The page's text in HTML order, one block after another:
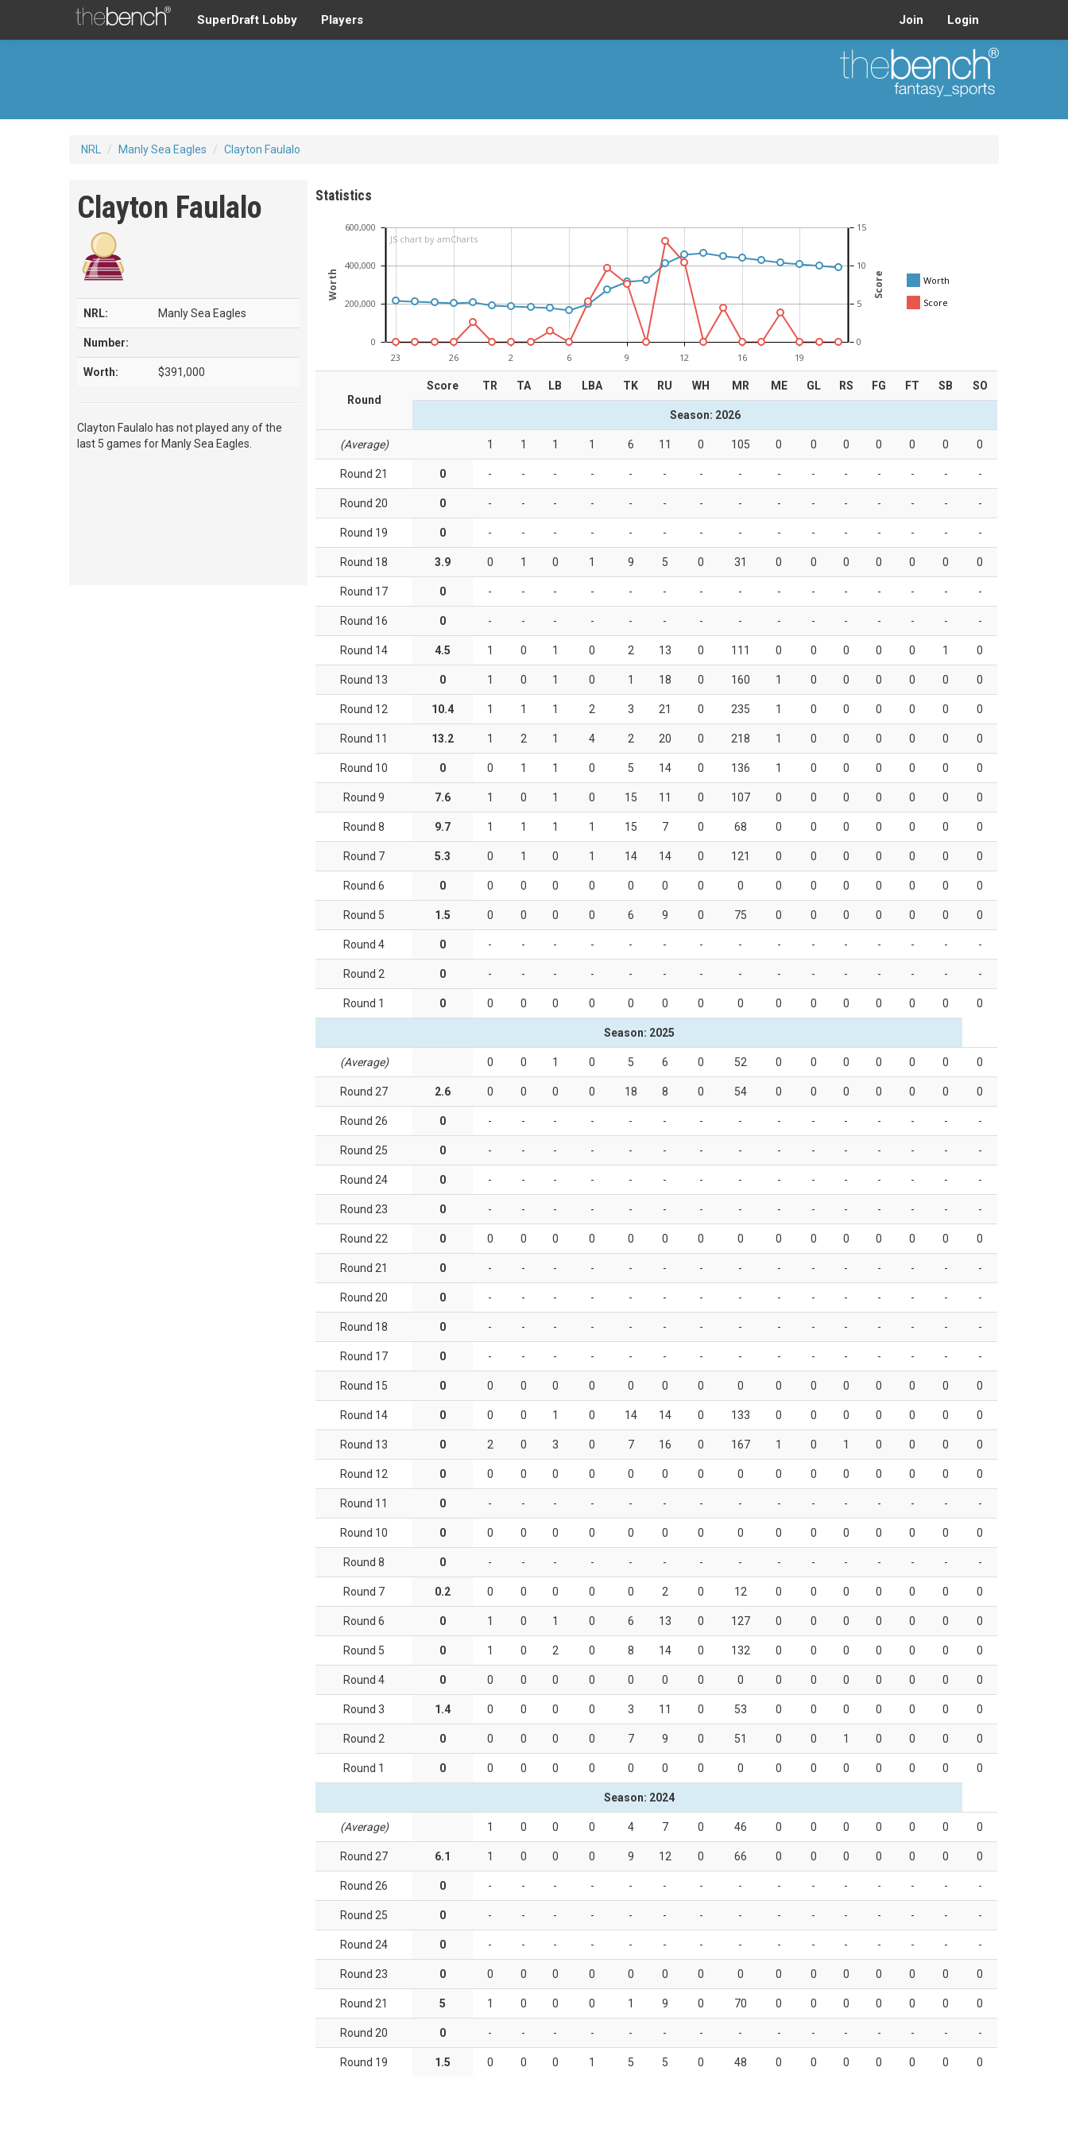
Join Login
SuperDraft Lobby Players
NRL / Manly Sea Eagles / Clayton Faulalo
Clayton Faulalo
NRL: Manly Sea Eagles
Number:
Worth: $391,000
Clayton Faulalo has not played any of the
last 5 games for Manly Sea Eagles.
Statistics
23 26 2 6 9 12 16 19
0
200,000
400,000
600,000
Worth
0
5
10
15
Score
JS chart by amCharts
Worth
Score
Round
Score TR TA LB LBA TK RU WH MR ME GL RS FG FT SB SO
Season: 2026
(Average) 1 1 1 1 6 11 0 105 0 0 0 0 0 0 0
Round 21 0 - - - - - - - - - - - - - - -
Round 20 0 - - - - - - - - - - - - - - -
Round 19 0 - - - - - - - - - - - - - - -
Round 18 3.9 0 1 0 1 9 5 0 31 0 0 0 0 0 0 0
Round 17 0 - - - - - - - - - - - - - - -
Round 16 0 - - - - - - - - - - - - - - -
Round 14 4.5 1 0 1 0 2 13 0 111 0 0 0 0 0 1 0
Round 13 0 1 0 1 0 1 18 0 160 1 0 0 0 0 0 0
Round 12 10.4 1 1 1 2 3 21 0 235 1 0 0 0 0 0 0
Round 11 13.2 1 2 1 4 2 20 0 218 1 0 0 0 0 0 0
Round 10 0 0 1 1 0 5 14 0 136 1 0 0 0 0 0 0
Round 9 7.6 1 0 1 0 15 11 0 107 0 0 0 0 0 0 0
Round 8 9.7 1 1 1 1 15 7 0 68 0 0 0 0 0 0 0
Round 7 5.3 0 1 0 1 14 14 0 121 0 0 0 0 0 0 0
Round 6 0 0 0 0 0 0 0 0 0 0 0 0 0 0 0 0
Round 5 1.5 0 0 0 0 6 9 0 75 0 0 0 0 0 0 0
Round 4 0 - - - - - - - - - - - - - - -
Round 2 0 - - - - - - - - - - - - - - -
Round 1 0 0 0 0 0 0 0 0 0 0 0 0 0 0 0 0
Season: 2025
(Average) 0 0 1 0 5 6 0 52 0 0 0 0 0 0 0
Round 27 2.6 0 0 0 0 18 8 0 54 0 0 0 0 0 0 0
Round 26 0 - - - - - - - - - - - - - - -
Round 25 0 - - - - - - - - - - - - - - -
Round 24 0 - - - - - - - - - - - - - - -
Round 23 0 - - - - - - - - - - - - - - -
Round 22 0 0 0 0 0 0 0 0 0 0 0 0 0 0 0 0
Round 21 0 - - - - - - - - - - - - - - -
Round 20 0 - - - - - - - - - - - - - - -
Round 18 0 - - - - - - - - - - - - - - -
Round 17 0 - - - - - - - - - - - - - - -
Round 15 0 0 0 0 0 0 0 0 0 0 0 0 0 0 0 0
Round 14 0 0 0 1 0 14 14 0 133 0 0 0 0 0 0 0
Round 13 0 2 0 3 0 7 16 0 167 1 0 1 0 0 0 0
Round 12 0 0 0 0 0 0 0 0 0 0 0 0 0 0 0 0
Round 11 0 - - - - - - - - - - - - - - -
Round 10 0 0 0 0 0 0 0 0 0 0 0 0 0 0 0 0
Round 8 0 - - - - - - - - - - - - - - -
Round 7 0.2 0 0 0 0 0 2 0 12 0 0 0 0 0 0 0
Round 6 0 1 0 1 0 6 13 0 127 0 0 0 0 0 0 0
Round 5 0 1 0 2 0 8 14 0 132 0 0 0 0 0 0 0
Round 4 0 0 0 0 0 0 0 0 0 0 0 0 0 0 0 0
Round 3 1.4 0 0 0 0 3 11 0 53 0 0 0 0 0 0 0
Round 2 0 0 0 0 0 7 9 0 51 0 0 1 0 0 0 0
Round 1 0 0 0 0 0 0 0 0 0 0 0 0 0 0 0 0
Season: 2024
(Average) 1 0 0 0 4 7 0 46 0 0 0 0 0 0 0
Round 27 6.1 1 0 0 0 9 12 0 66 0 0 0 0 0 0 0
Round 26 0 - - - - - - - - - - - - - - -
Round 25 0 - - - - - - - - - - - - - - -
Round 24 0 - - - - - - - - - - - - - - -
Round 23 0 0 0 0 0 0 0 0 0 0 0 0 0 0 0 0
Round 21 5 1 0 0 0 1 9 0 70 0 0 0 0 0 0 0
Round 20 0 - - - - - - - - - - - - - - -
Round 19 1.5 0 0 0 1 5 5 0 48 0 0 0 0 0 0 0